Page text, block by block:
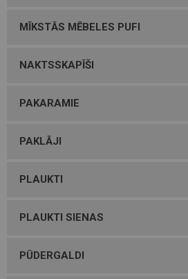
MĪKSTĀS MĒBELES PUFI
NAKTSSKAPĪŠI
PAKARAMIE
PAKLĀJI
PLAUKTI
PLAUKTI SIENAS
PŪDERGALDI